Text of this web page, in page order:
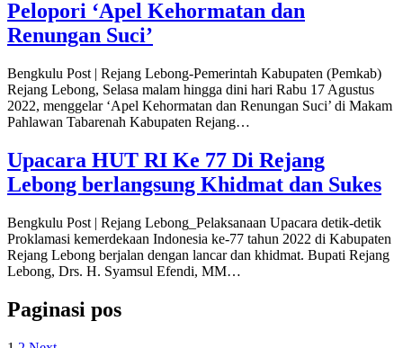
Pelopori ‘Apel Kehormatan dan
Renungan Suci’
Bengkulu Post | Rejang Lebong-Pemerintah Kabupaten (Pemkab)
Rejang Lebong, Selasa malam hingga dini hari Rabu 17 Agustus
2022, menggelar ‘Apel Kehormatan dan Renungan Suci’ di Makam
Pahlawan Tabarenah Kabupaten Rejang…
Upacara HUT RI Ke 77 Di Rejang
Lebong berlangsung Khidmat dan Sukes
Bengkulu Post | Rejang Lebong_Pelaksanaan Upacara detik-detik
Proklamasi kemerdekaan Indonesia ke-77 tahun 2022 di Kabupaten
Rejang Lebong berjalan dengan lancar dan khidmat. Bupati Rejang
Lebong, Drs. H. Syamsul Efendi, MM…
Paginasi pos